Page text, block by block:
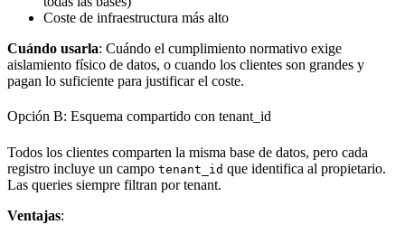
Coste de infraestructura más alto
Cuándo usarla: Cuándo el cumplimiento normativo exige
aislamiento físico de datos, o cuando los clientes son grandes y
pagan lo suficiente para justificar el coste.
Opción B: Esquema compartido con tenant_id
Todos los clientes comparten la misma base de datos, pero cada
registro incluye un campo tenant_id que identifica al propietario.
Las queries siempre filtran por tenant.
Ventajas: